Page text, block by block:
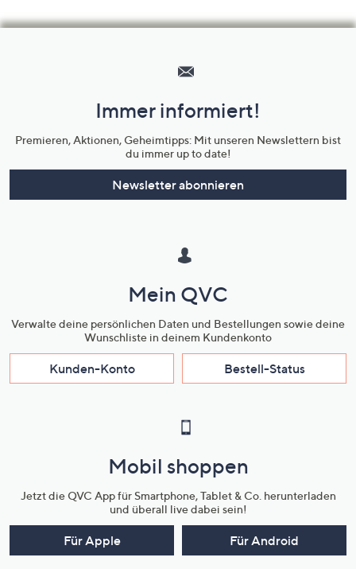
Unternehmensinformationen
Immer informiert!
Premieren, Aktionen, Geheimtipps: Mit unseren Newslettern bist
du immer up to date!
Newsletter abonnieren
Mein QVC
Verwalte deine persönlichen Daten und Bestellungen sowie deine
Wunschliste in deinem Kundenkonto
Kunden-Konto Bestell-Status
Mobil shoppen
Jetzt die QVC App für Smartphone, Tablet & Co. herunterladen
und überall live dabei sein!
Für Apple Für Android